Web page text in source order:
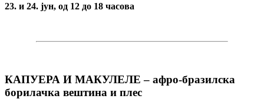
23. и 24. јун, од 12 до 18 часова
КАПУЕРА И МАКУЛЕЛЕ – афро-бразилска
борилачка вештина и плес